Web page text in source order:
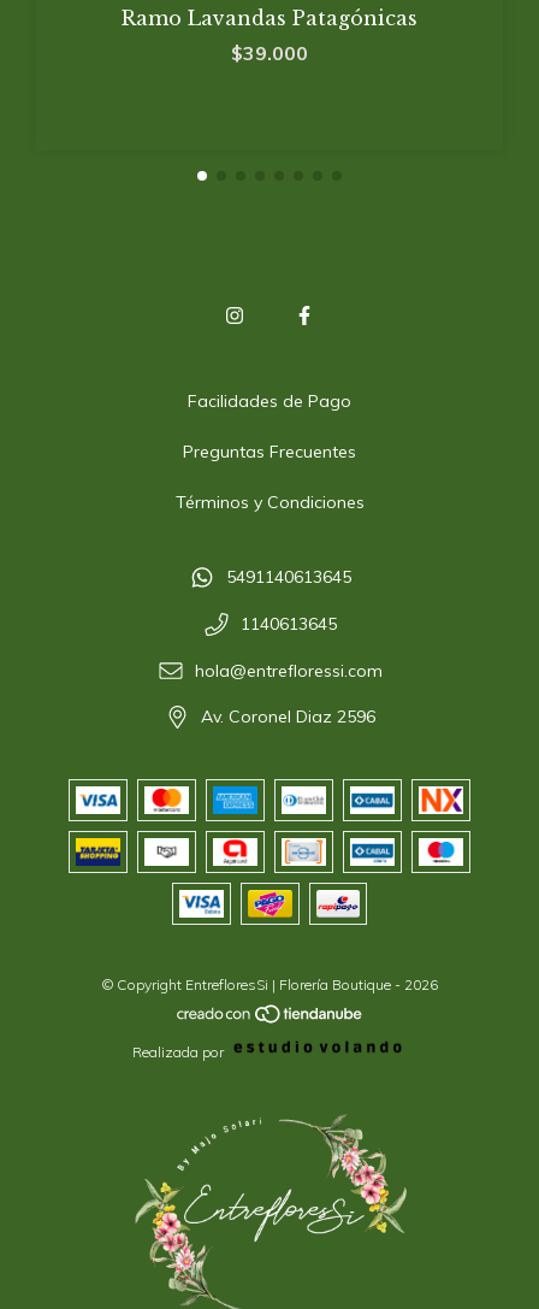
Ramo Lavandas Patagónicas
$39.000
Facilidades de Pago
Preguntas Frecuentes
Términos y Condiciones
5491140613645
1140613645
hola@entrefloressi.com
Av. Coronel Diaz 2596
© Copyright EntrefloresSi | Florería Boutique - 2026
Realizada por